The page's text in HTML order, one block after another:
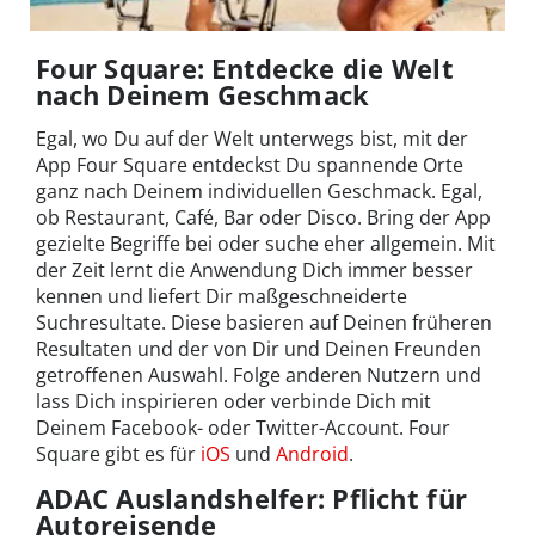
Four Square: Entdecke die Welt
nach Deinem Geschmack
Egal, wo Du auf der Welt unterwegs bist, mit der
App Four Square entdeckst Du spannende Orte
ganz nach Deinem individuellen Geschmack. Egal,
ob Restaurant, Café, Bar oder Disco. Bring der App
gezielte Begriffe bei oder suche eher allgemein. Mit
der Zeit lernt die Anwendung Dich immer besser
kennen und liefert Dir maßgeschneiderte
Suchresultate. Diese basieren auf Deinen früheren
Resultaten und der von Dir und Deinen Freunden
getroffenen Auswahl. Folge anderen Nutzern und
lass Dich inspirieren oder verbinde Dich mit
Deinem Facebook- oder Twitter-Account. Four
Square gibt es für iOS und Android.
ADAC Auslandshelfer: Pflicht für
Autoreisende